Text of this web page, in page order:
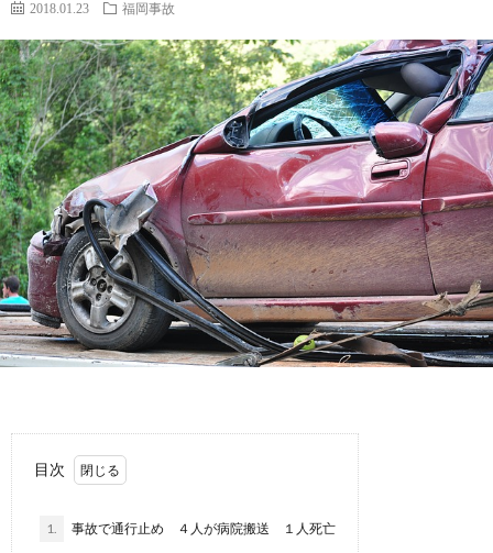
故
事
故
酒
運
転
2018.01.23 福岡事故
目次
1. 事故で通行止め ４人が病院搬送 １人死亡